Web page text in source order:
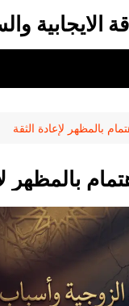
الايجابية
بالمظهر لإعادة الثقة
بالمظهر